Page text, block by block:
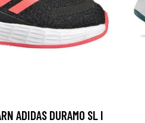
ADIDAS DURAMO SL I